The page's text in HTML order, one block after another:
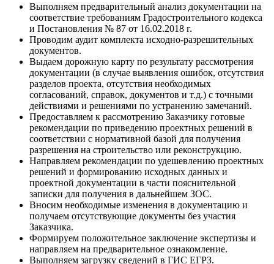
Выполняем предварительный анализ документации на
соответствие требованиям Градостроительного кодекса
и Постановления № 87 от 16.02.2018 г.
Проводим аудит комплекта исходно-разрешительных
документов.
Выдаем дорожную карту по результату рассмотрения
документации (в случае выявления ошибок, отсутствия
разделов проекта, отсутствия необходимых
согласований, справок, документов и т.д.) с точными
действиями и решениями по устранению замечаний.
Предоставляем к рассмотрению Заказчику готовые
рекомендации по приведению проектных решений в
соответствии с нормативной базой для получения
разрешения на строительство или реконструкцию.
Направляем рекомендации по удешевлению проектных
решений и формированию исходных данных и
проектной документации в части пояснительной
записки для получения в дальнейшем ЗОС.
Вносим необходимые изменения в документацию и
получаем отсутствующие документы без участия
Заказчика.
Формируем положительное заключение экспертизы и
направляем на предварительное ознакомление.
Выполняем загрузку сведений в ГИС ЕГРЗ.